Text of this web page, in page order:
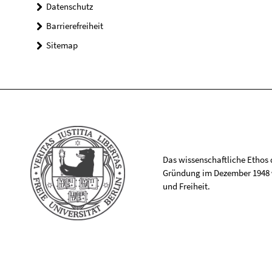
Datenschutz
Barrierefreiheit
Sitemap
Das wissenschaftliche
Gründung im Dezember
und Freiheit.